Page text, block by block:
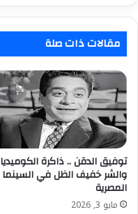
الأعمال
الرؤى
المقترحة
لتطوير
منظومة
الدعم
مقالات ذات صلة
توفيق الدقن .. ذاكرة الكوميديا
والشر خفيف الظل في السينما
المصرية
مايو 3, 2026